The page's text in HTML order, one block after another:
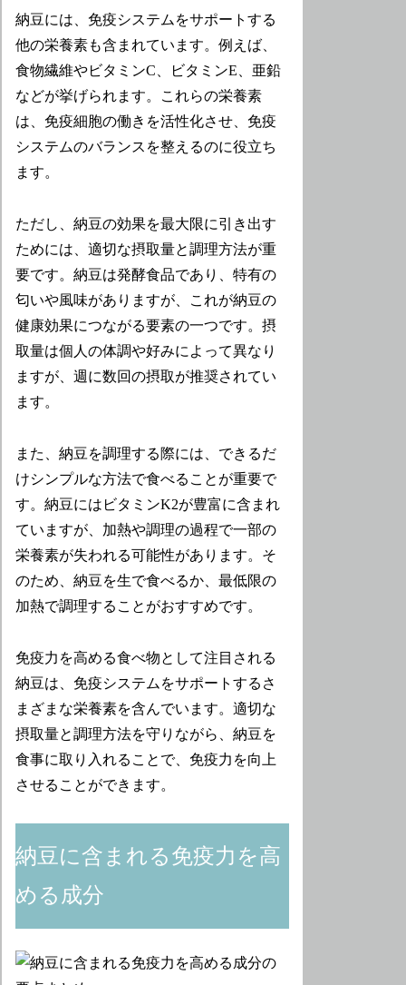
納豆には、免疫システムをサポートする
他の栄養素も含まれています。例えば、
食物繊維やビタミンC、ビタミンE、亜鉛
などが挙げられます。これらの栄養素
は、免疫細胞の働きを活性化させ、免疫
システムのバランスを整えるのに役立ち
ます。
ただし、納豆の効果を最大限に引き出す
ためには、適切な摂取量と調理方法が重
要です。納豆は発酵食品であり、特有の
匂いや風味がありますが、これが納豆の
健康効果につながる要素の一つです。摂
取量は個人の体調や好みによって異なり
ますが、週に数回の摂取が推奨されてい
ます。
また、納豆を調理する際には、できるだ
けシンプルな方法で食べることが重要で
す。納豆にはビタミンK2が豊富に含まれ
ていますが、加熱や調理の過程で一部の
栄養素が失われる可能性があります。そ
のため、納豆を生で食べるか、最低限の
加熱で調理することがおすすめです。
免疫力を高める食べ物として注目される
納豆は、免疫システムをサポートするさ
まざまな栄養素を含んでいます。適切な
摂取量と調理方法を守りながら、納豆を
食事に取り入れることで、免疫力を向上
させることができます。
納豆に含まれる免疫力を高
める成分